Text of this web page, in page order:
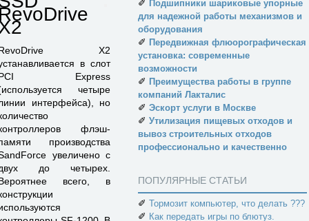
X2
в слот
Express
четыре
интерфейса), но
флэш-
производства
увеличено с
до четырех.
всего, в
✐ Подшипники шариковые упорные
для надежной работы механизмов и
оборудования
✐ Передвижная флюорографическая
установка: современные
возможности
✐ Преимущества работы в группе
компаний Лакталис
✐ Эскорт услуги в Москве
✐ Утилизация пищевых отходов и
вывоз строительных отходов
профессионально и качественно
ПОПУЛЯРНЫЕ СТАТЬИ
✐ Тормозит компьютер, что делать ???
✐ Как передать игры по блютуз.